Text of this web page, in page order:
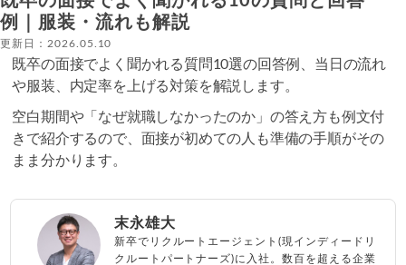
例｜服装・流れも解説
更新日：2026.05.10
既卒の面接でよく聞かれる質問10選の回答例、当日の流れ
や服装、内定率を上げる対策を解説します。
空白期間や「なぜ就職しなかったのか」の答え方も例文付
きで紹介するので、面接が初めての人も準備の手順がその
まま分かります。
末永雄大
新卒でリクルートエージェント(現インディードリ
クルートパートナーズ)に入社。数百を超える企業